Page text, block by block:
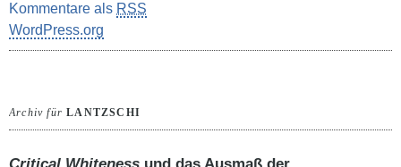
Kommentare als RSS
WordPress.org
Archiv fürLANTZSCHI